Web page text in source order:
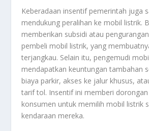
Keberadaan insentif pemerintah juga
mendukung peralihan ke mobil listrik.
memberikan subsidi atau
pembeli mobil listrik, yang
terjangkau. Selain itu, pengemudi
mendapatkan keuntungan tambahan
biaya parkir, akses ke jalur khusus,
tarif tol. Insentif ini memberi dorongan
konsumen untuk memilih mobil listrik
kendaraan mereka.